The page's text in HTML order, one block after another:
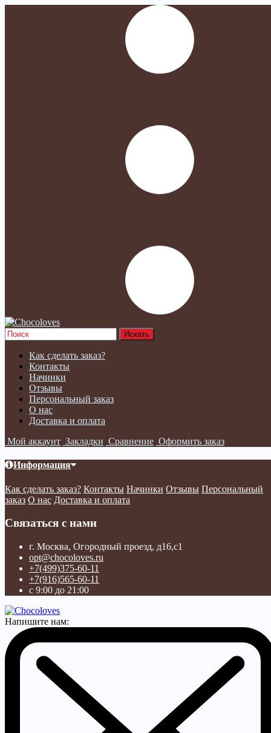
Как сделать заказ?
Контакты
Начинки
Отзывы
Персональный заказ
О нас
Доставка и оплата
Мой аккаунт Закладки Сравнение Оформить заказ
Информация
Как сделать заказ? Контакты Начинки Отзывы Персональный
заказ О нас Доставка и оплата
Связаться с нами
г. Москва, Огородный проезд, д16,с1
opt@chocoloves.ru
+7(499)375-60-11
+7(916)565-60-11
с 9:00 до 21:00
Напишите нам: